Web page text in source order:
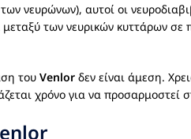
νευρώνων), αυτοί οι
των νευρικών κυττάρων
του Venlor δεν είναι άμεση.
χρόνο για να προσαρμοστεί